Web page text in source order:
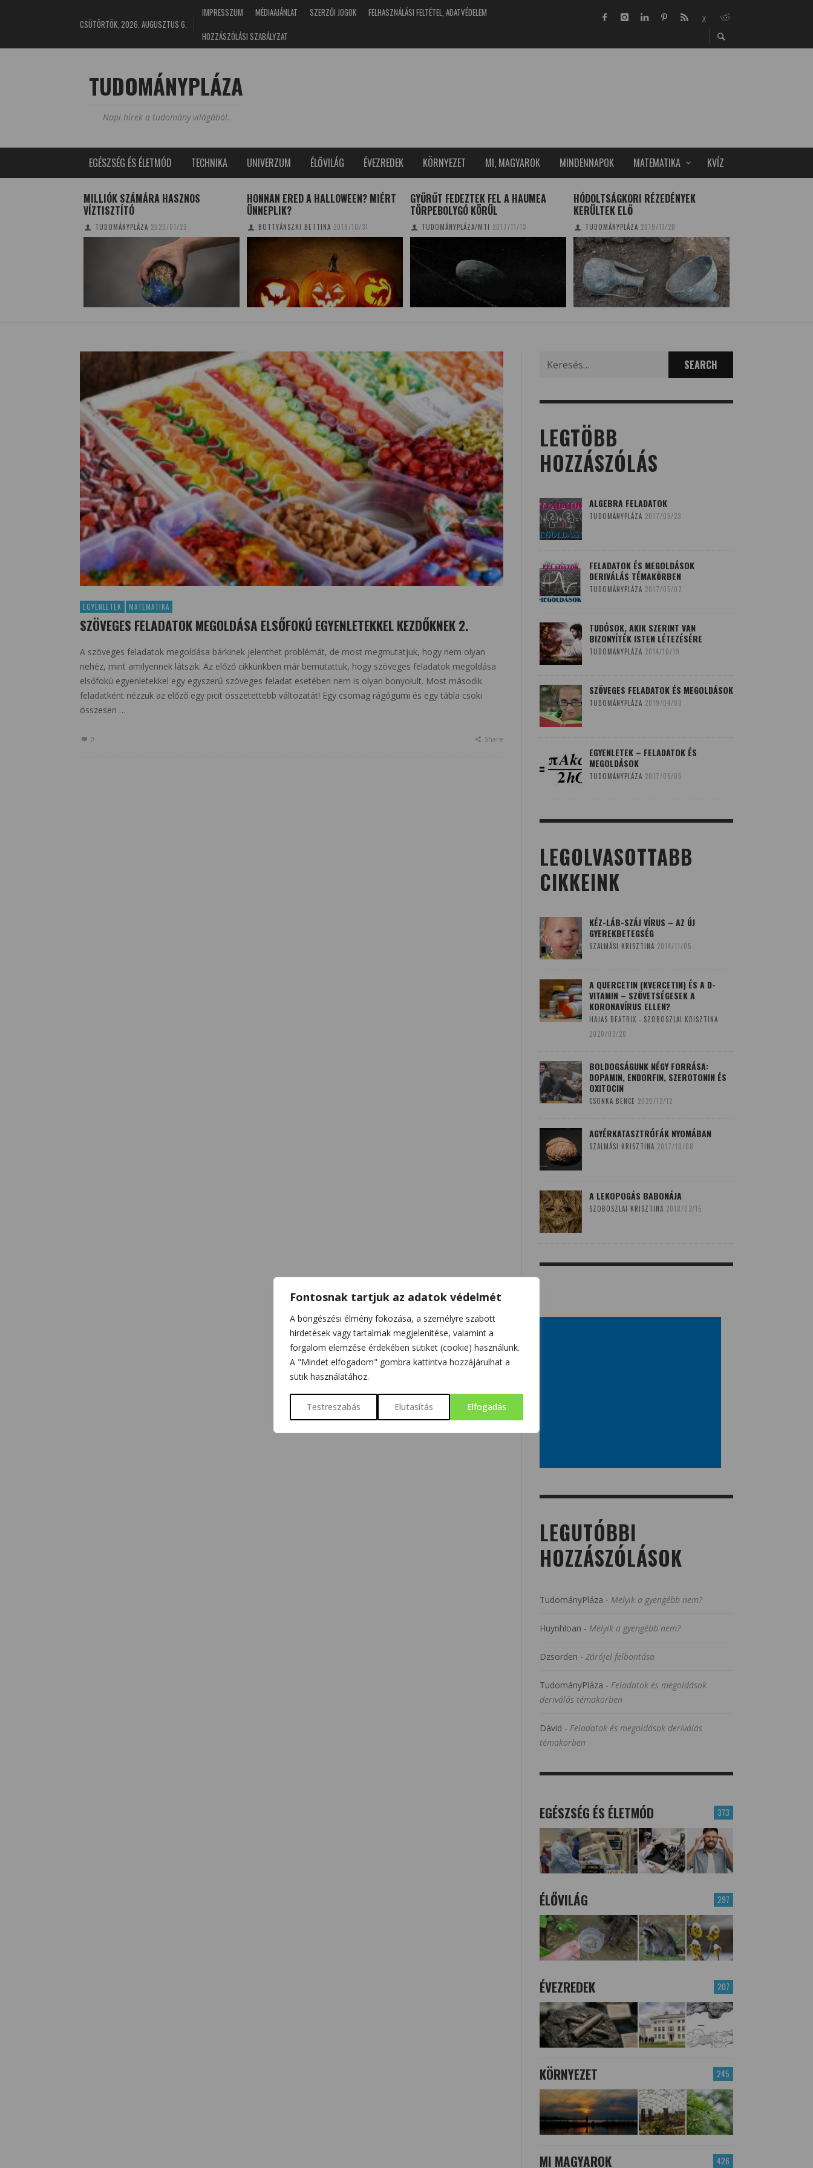
Fontosnak tartjuk az adatok védelmét
A böngészési élmény fokozása, a személyre szabott
hirdetések vagy tartalmak megjelenítése, valamint a
forgalom elemzése érdekében sütiket (cookie) használunk.
A "Mindet elfogadom" gombra kattintva hozzájárulhat a
sütik használatához.
Testreszabás Elutasítás Elfogadás
CSÜTÖRTÖK, 2026. AUGUSZTUS 6.
IMPRESSZUM MÉDIAAJÁNLAT SZERZŐI JOGOK
FELHASZNÁLÁSI FELTÉTEL, ADATVÉDELEM
HOZZÁSZÓLÁSI SZABÁLYZAT
TUDOMÁNYPLÁZA
Napi hírek a tudomány világából.
EGÉSZSÉG ÉS ÉLETMÓD TECHNIKA UNIVERZUM ÉLŐVILÁG ÉVEZREDEK KÖRNYEZET MI, MAGYAROK MINDENNAPOK MATEMATIKA KVÍZ
MILLIÓK SZÁMÁRA HASZNOS
VÍZTISZTÍTÓ
TUDOMÁNYPLÁZA 2020/01/23
HONNAN ERED A HALLOWEEN? MIÉRT
ÜNNEPLIK?
BOTTYÁNSZKI BETTINA 2018/10/31
GYŰRŰT FEDEZTEK FEL A HAUMEA
TÖRPEBOLYGÓ KÖRÜL
TUDOMÁNYPLÁZA/MTI 2017/11/13
HÓDOLTSÁGKORI RÉZEDÉNYEK
KERÜLTEK ELŐ
TUDOMÁNYPLÁZA 2019/11/20
EGYENLETEK MATEMATIKA
SZÖVEGES FELADATOK MEGOLDÁSA ELSŐFOKÚ EGYENLETEKKEL KEZDŐKNEK 2.
A szöveges feladatok megoldása bárkinek jelenthet problémát, de most megmutatjuk, hogy nem olyan
nehéz, mint amilyennek látszik. Az előző cikkünkben már bemutattuk, hogy szöveges feladatok megoldása
elsőfokú egyenletekkel egy egyszerű szöveges feladat esetében nem is olyan bonyolult. Most második
feladatként nézzük az előző egy picit összetettebb változatát! Egy csomag rágógumi és egy tábla csoki
összesen …
0 Share
for:
LEGTÖBB
HOZZÁSZÓLÁS
ALGEBRA FELADATOK
TUDOMÁNYPLÁZA 2017/05/23
FELADATOK ÉS MEGOLDÁSOK
DERIVÁLÁS TÉMAKÖRBEN
TUDOMÁNYPLÁZA 2017/05/07
TUDÓSOK, AKIK SZERINT VAN
BIZONYÍTÉK ISTEN LÉTEZÉSÉRE
TUDOMÁNYPLÁZA 2014/10/19
SZÖVEGES FELADATOK ÉS MEGOLDÁSOK
TUDOMÁNYPLÁZA 2019/04/09
EGYENLETEK – FELADATOK ÉS
MEGOLDÁSOK
TUDOMÁNYPLÁZA 2017/05/05
LEGOLVASOTTABB
CIKKEINK
KÉZ-LÁB-SZÁJ VÍRUS – AZ ÚJ
GYEREKBETEGSÉG
SZALMÁSI KRISZTINA 2014/11/05
A QUERCETIN (KVERCETIN) ÉS A D-
VITAMIN – SZÖVETSÉGESEK A
KORONAVÍRUS ELLEN?
HAJAS BEATRIX - SZOBOSZLAI KRISZTINA
2020/03/20
BOLDOGSÁGUNK NÉGY FORRÁSA:
DOPAMIN, ENDORFIN, SZEROTONIN ÉS
OXITOCIN
CSONKA BENCE 2020/12/12
AGYÉRKATASZTRÓFÁK NYOMÁBAN
SZALMÁSI KRISZTINA 2017/10/08
A LEKOPOGÁS BABONÁJA
SZOBOSZLAI KRISZTINA 2018/03/15
LEGUTÓBBI
HOZZÁSZÓLÁSOK
TudományPláza - Melyik a gyengébb nem?
Huynhloan - Melyik a gyengébb nem?
Dzsorden - Zárójel felbontása
TudományPláza - Feladatok és megoldások
deriválás témakörben
Dávid - Feladatok és megoldások deriválás
témakörben
373
EGÉSZSÉG ÉS ÉLETMÓD
297
ÉLŐVILÁG
207
ÉVEZREDEK
245
KÖRNYEZET
426
MI MAGYAROK